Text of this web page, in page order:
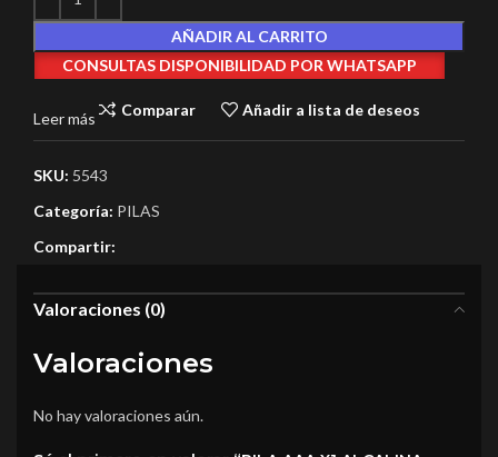
AÑADIR AL CARRITO
CONSULTAS DISPONIBILIDAD POR WHATSAPP
Leer más
Comparar Añadir a lista de deseos
SKU: 5543
Categoría: PILAS
Compartir:
Valoraciones (0)
Valoraciones
No hay valoraciones aún.